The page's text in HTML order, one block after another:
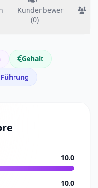
Kundenbewertungen
(0)
Gehalt
Führung
10.0
10.0